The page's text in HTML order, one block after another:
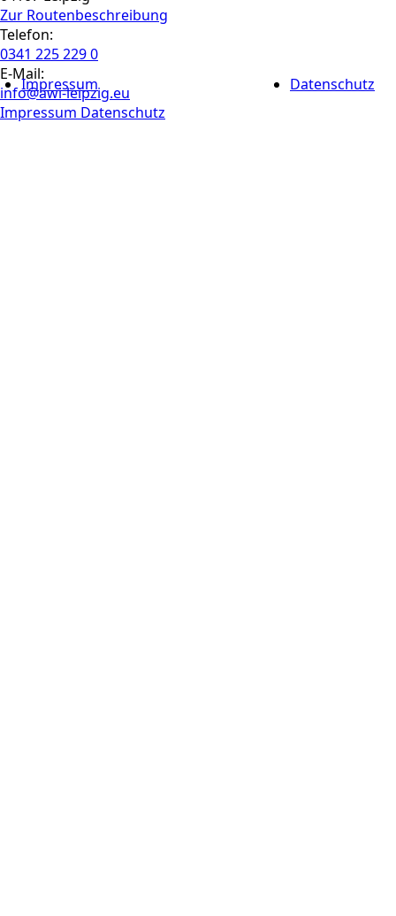
Impressum Datenschutz
Zur Routen­beschreibung
Telefon:
0341 225 229 0
E-Mail:
info@awi-leipzig.eu
Impressum Datenschutz